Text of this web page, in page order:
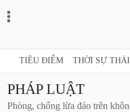
TIÊU ĐIỂM THỜI SỰ
PHÁP LUẬT
Phòng, chống lừa đảo trên